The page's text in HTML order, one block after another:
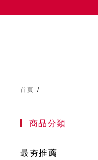
首頁 /
商品分類
最夯推薦